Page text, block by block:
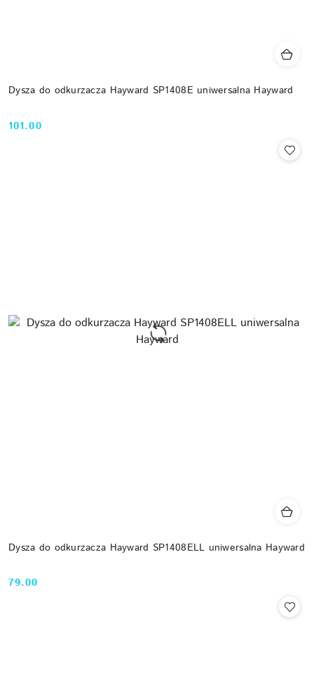
Dysza do odkurzacza Hayward SP1408E uniwersalna Hayward
Cena:
101.00
Dysza do odkurzacza Hayward SP1408ELL uniwersalna Hayward
Cena:
79.00